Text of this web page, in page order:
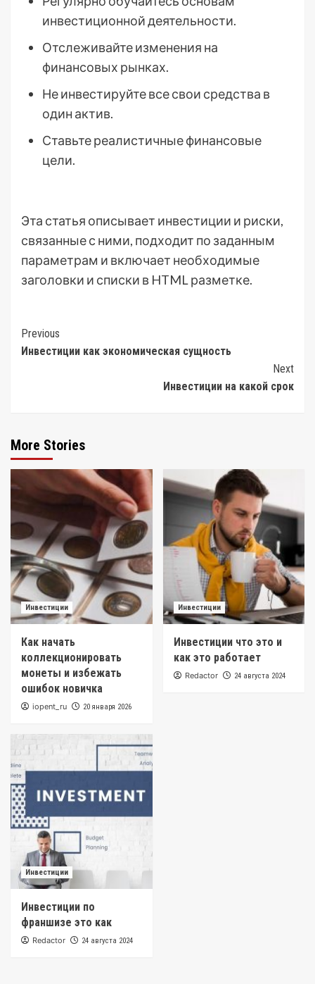
инвестиционной деятельности.
Отслеживайте изменения на
финансовых рынках.
Не инвестируйте все свои средства в
один актив.
Ставьте реалистичные финансовые
цели.
Эта статья описывает инвестиции и риски,
связанные с ними, подходит по заданным
параметрам и включает необходимые
заголовки и списки в HTML разметке.
Post
Navigation
Previous
Инвестиции как экономическая сущность
Next
Инвестиции на какой срок
More Stories
Инвестиции
Как начать
коллекционировать
монеты и избежать
ошибок новичка
iopent_ru 20 января 2026
Инвестиции
Инвестиции что это и
как это работает
Redactor 24 августа 2024
Инвестиции
Инвестиции по
франшизе это как
Redactor 24 августа 2024